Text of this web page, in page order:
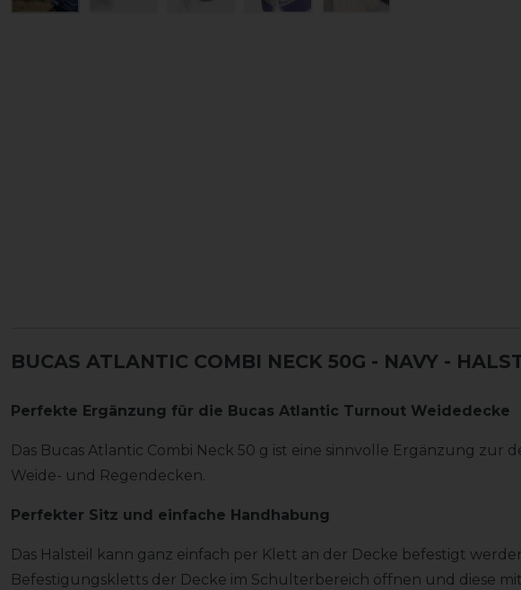
BUCAS ATLANTIC COMBI NECK 50G - NAVY -
Perfekte Ergänzung für die Bucas Atlantic Turnout Weidedecke
Das Bucas Atlantic Combi Neck 50 g ist eine sinnvolle Ergänzung zur
Weide- und Regendecken.
Perfekter Sitz und einfache Handhabung
Das Halsteil kann ganz einfach per Klett an der Decke befestigt
Befestigungskletts der Decke im Schulterbereich öffnen und diese